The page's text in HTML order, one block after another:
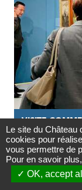
VISITE
08/11/2026
VISITE
VAN
Le site du Château
cookies pour
vous permettre de
Pour en savoir plus,
OK, accept all